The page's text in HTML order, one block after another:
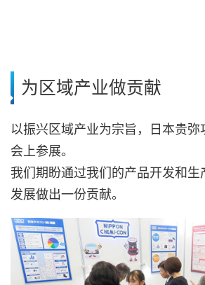
为区域产业做贡献
以振兴区域产业为宗旨，日本贵
会上参展。
我们期盼通过我们的产品开发和
发展做出一份贡献。